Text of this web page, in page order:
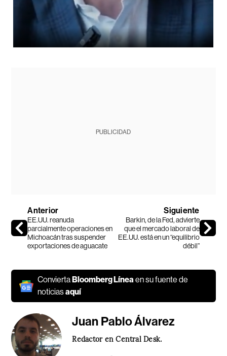
PUBLICIDAD
Anterior
EE.UU. reanuda
parcialmente operaciones en
Michoacán tras suspender
exportaciones de aguacate
Siguiente
Barkin, de la Fed, advierte
que el mercado laboral de
EE.UU. está en un “equilibrio
débil”
Convierta Bloomberg Líneaen su fuente de
noticiasaquí
Juan Pablo Álvarez
Redactor en Central Desk.